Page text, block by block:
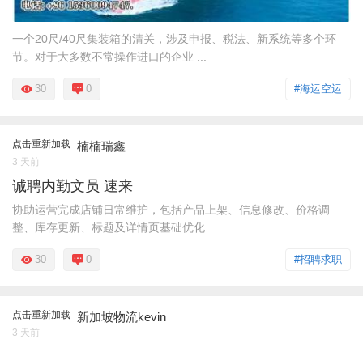
一个20尺/40尺集装箱的清关，涉及申报、税法、新系统等多个环
节。对于大多数不常操作进口的企业 ...
#海运空运
30 0
点击重新加载 楠楠瑞鑫
3 天前
诚聘内勤文员 速来
协助运营完成店铺日常维护，包括产品上架、信息修改、价格调
整、库存更新、标题及详情页基础优化 ...
#招聘求职
30 0
点击重新加载 新加坡物流kevin
3 天前